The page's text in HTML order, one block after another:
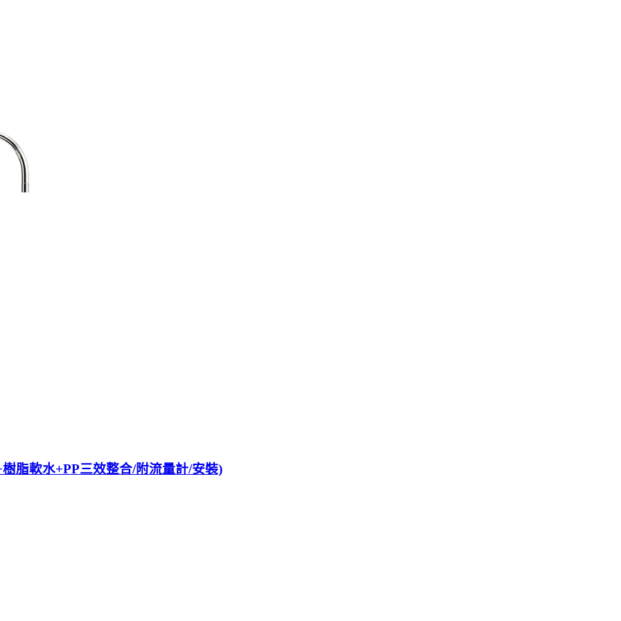
脂軟水+PP三效整合/附流量計/安裝)